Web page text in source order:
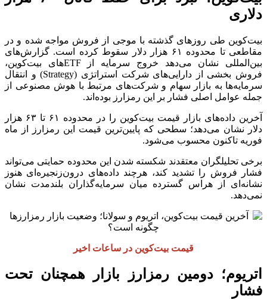
دلاری
بیت‌کوین طی روزهای گذشته با موجی از فروش مواجه شده و در
مقاطعی تا محدوده ۶۱ هزار دلار سقوط کرده است. گزارش‌های
بین‌المللی نشان می‌دهد خروج سرمایه از ETFهای بیت‌کوین،
فروش بخشی از دارایی‌های شرکت استراتژی (Strategy) و انتقال
سرمایه‌ها به بازار سهام و شرکت‌های مرتبط با هوش مصنوعی از
جمله عوامل اصلی فشار بر این رمزارز بوده‌اند.
آخرین داده‌های بازار قیمت بیت‌کوین را در محدوده ۶۱ تا ۶۳ هزار
دلار نشان می‌دهد؛ سطحی که پایین‌ترین قیمت این رمزارز از ماه
فوریه تاکنون محسوب می‌شود.
برخی تحلیلگران معتقدند شکسته شدن این محدوده حمایتی می‌تواند
فشار فروش را تشدید کند، هرچند داده‌های درون‌زنجیره‌ای هنوز
نشانه‌ای از هراس گسترده میان سرمایه‌گذاران بلندمدت نشان
نمی‌دهد.
قیمت بیت‌کوین در ساعات اخیر
اتریوم؛ دومین رمزارز بازار همچنان تحت
فشار